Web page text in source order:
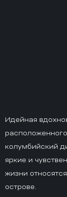
Идейная
колумбийский
яркие и
жизни
острове.